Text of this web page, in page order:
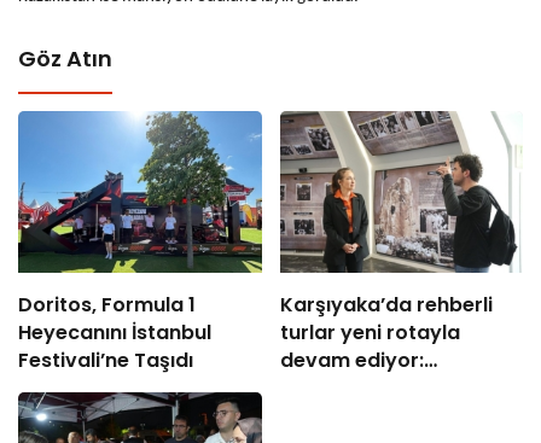
Göz Atın
Doritos, Formula 1
Heyecanını İstanbul
Festivali’ne Taşıdı
Karşıyaka’da rehberli
turlar yeni rotayla
devam ediyor: